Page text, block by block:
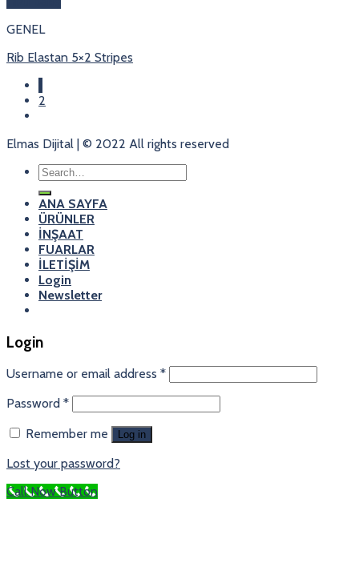
GENEL
Rib Elastan 5×2 Stripes
2
Elmas Dijital | © 2022 All rights reserved
Search
for:
ANA SAYFA
ÜRÜNLER
İNŞAAT
FUARLAR
İLETİŞİM
Login
Newsletter
Login
Username or email address *
Password *
Remember me
Log in
Lost your password?
Call Now Button